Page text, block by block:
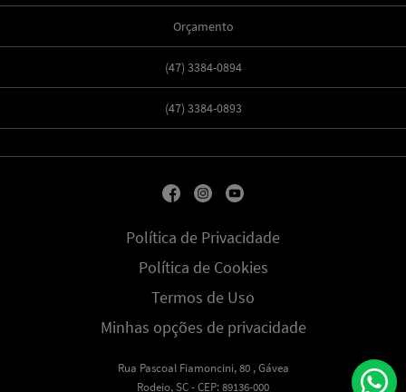
Orçamento
(47) 3384-0894
(47) 3384-0893
Política de Privacidade
Política de Cookies
Termos de Uso
Minhas opções de privacidade
Rua Pascoal Fiamoncini, 80 , Gávea
Rodeio, SC - CEP: 89136-000